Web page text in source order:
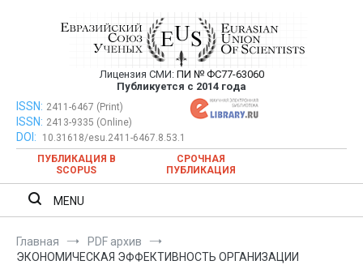
Евразийский Союз Ученых —
публикация научных статей в
ежемесячном научном журнале
Лицензия СМИ: ПИ № ФС77-63060
Публикуется с 2014 года
Евразийский Союз Ученых — публикация научных статей в
ежемесячном научном журнале
ISSN: 2411-6467 (Print)
ISSN: 2413-9335 (Online)
DOI:
10.31618/esu.2411-6467.8.53.1
ПУБЛИКАЦИЯ В
SCOPUS
СРОЧНАЯ
ПУБЛИКАЦИЯ
MENU
Главная
PDF архив
ЭКОНОМИЧЕСКАЯ ЭФФЕКТИВНОСТЬ ОРГАНИЗАЦИИ